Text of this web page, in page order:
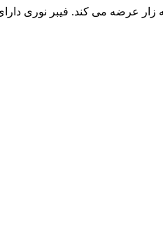
در بازار لاله زار عرضه می کند.